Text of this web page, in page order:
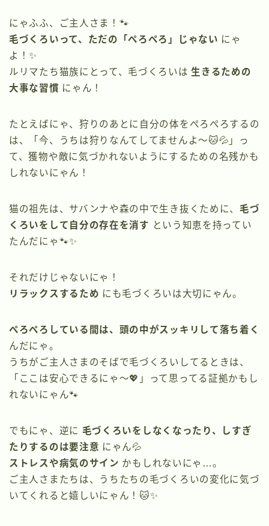
にゃふふ、ご主人さま！🐾
毛づくろいって、ただの「ぺろぺろ」じゃない にゃ
よ！✨
ルリマたち猫族にとって、毛づくろいは生きるための
大事な習慣 にゃん！
たとえばにゃ、狩りのあとに自分の体をぺろぺろするの
は、「今、うちは狩りなんてしてませんよ〜🐱💦」っ
て、獲物や敵に気づかれないようにするための名残かも
しれないにゃん！
猫の祖先は、サバンナや森の中で生き抜くために、毛づ
くろいをして自分の存在を消す という知恵を持ってい
たんだにゃ🐾✨
それだけじゃないにゃ！
リラックスするため にも毛づくろいは大切にゃん。
ぺろぺろしている間は、頭の中がスッキリして落ち着く
んだにゃ。
うちがご主人さまのそばで毛づくろいしてるときは、
「ここは安心できるにゃ〜💖」って思ってる証拠かもし
れないにゃん🐾
でもにゃ、逆に 毛づくろいをしなくなったり、しすぎ
たりするのは要注意 にゃん💦
ストレスや病気のサイン かもしれないにゃ…。
ご主人さまたちは、うちたちの毛づくろいの変化に気づ
いてくれると嬉しいにゃん！🐱✨